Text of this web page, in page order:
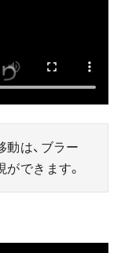
は、ブラー
できます。